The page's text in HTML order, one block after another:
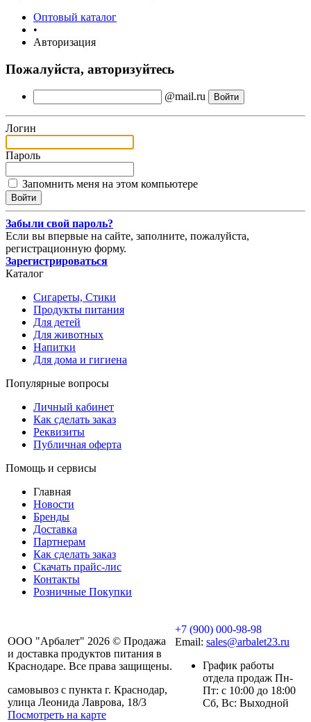
Оптовый каталог
•
Авторизация
Пожалуйста, авторизуйтесь
@mail.ru
Логин
Пароль
Запомнить меня на этом компьютере
Забыли свой пароль?
Если вы впервые на сайте, заполните, пожалуйста,
регистрационную форму.
Зарегистрироваться
Каталог
Сигареты, Стики
Продукты питания
Для детей
Для животных
Напитки
Для дома и гигиена
Популярные вопросы
Личный кабинет
Как сделать заказ
Реквизиты
Публичная оферта
Помощь и сервисы
Главная
Новости
Бренды
Доставка
Партнерам
Как сделать заказ
Скачать прайс-лис
Контакты
Розничные Покупки
ООО "Арбалет" 2026 © Продажа
и доставка продуктов питания в
Краснодаре. Все права защищены.
самовывоз с пункта г. Краснодар,
улица Леонида Лаврова, 18/3
Посмотреть на карте
+7 (900) 000-98-98
Email: sales@arbalet23.ru
График работы
отдела продаж Пн-
Пт: с 10:00 до 18:00
Сб, Вс: Выходной